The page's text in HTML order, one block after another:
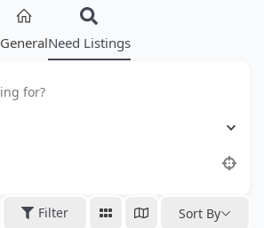
GeneralNeed Listings
Filter Sort By